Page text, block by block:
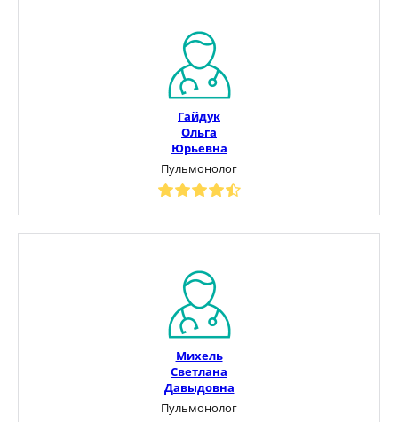
Гайдук
Ольга
Юрьевна
Пульмонолог
Михель
Светлана
Давыдовна
Пульмонолог